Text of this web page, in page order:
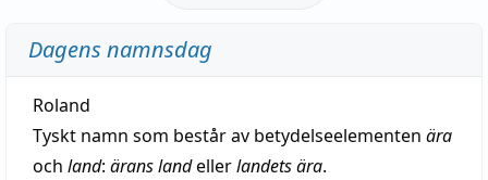
Dagens namnsdag
Roland
Tyskt namn som består av betydelseelementen ära
och land: ärans landellerlandets ära.